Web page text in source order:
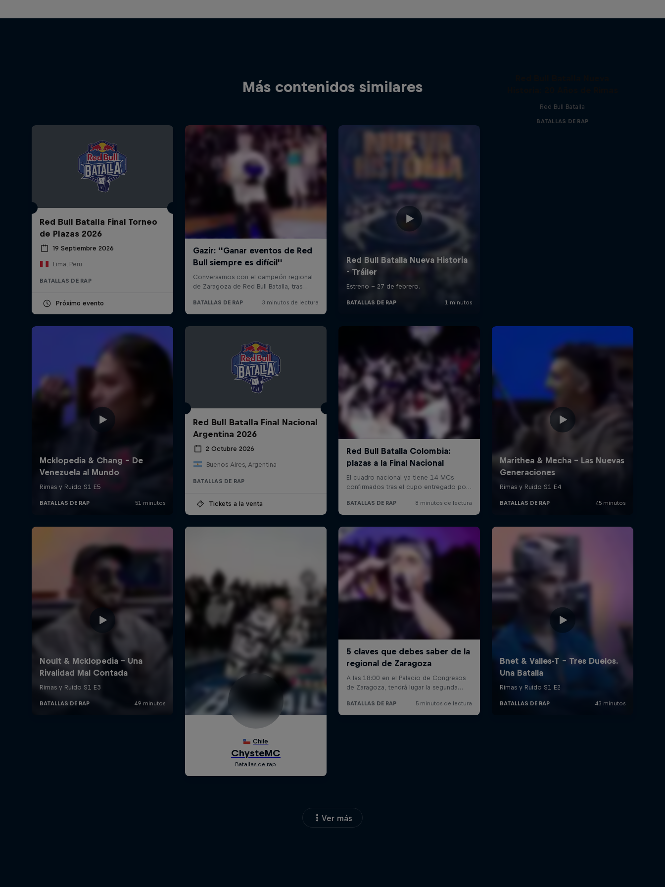
Más contenidos similares
Red Bull Batalla Final Torneo
de Plazas 2026
19 Septiembre 2026
Lima, Peru
BATALLAS DE RAP
Próximo evento
Red Bull Batalla
BATALLAS DE RAP
Red Bull Batalla Final Nacional
Argentina 2026
2 Octubre 2026
Buenos Aires, Argentina
BATALLAS DE RAP
Tickets a la venta
Ver más